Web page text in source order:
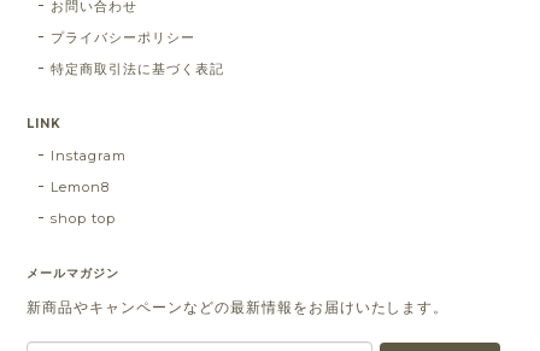
お問い合わせ
プライバシーポリシー
特定商取引法に基づく表記
LINK
Instagram
Lemon8
shop top
メールマガジン
新商品やキャンペーンなどの最新情報をお届けいたします。